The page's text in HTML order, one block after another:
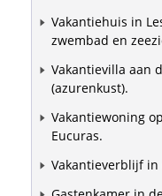
Vakantiehuis in
zwembad en
Vakantievilla aan
(azurenkust).
Vakantiewoning
Eucuras.
Vakantieverblijf